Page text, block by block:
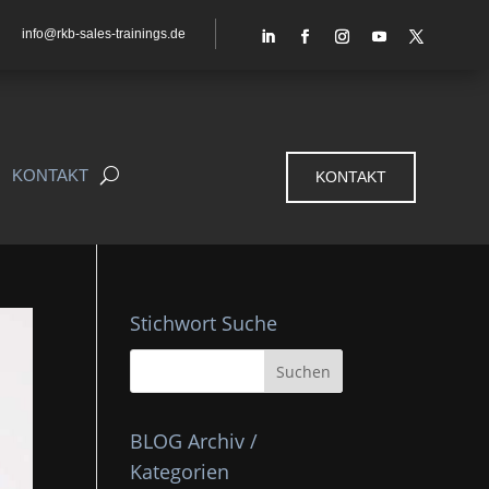
info@rkb-sales-trainings.de
KONTAKT KONTAKT
Stichwort Suche
BLOG Archiv /
Kategorien